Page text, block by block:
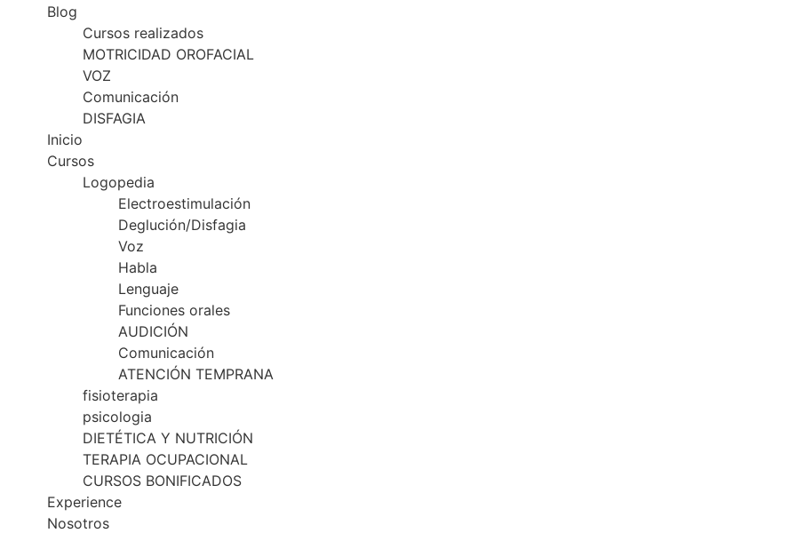
Blog
Cursos realizados
MOTRICIDAD OROFACIAL
VOZ
Comunicación
DISFAGIA
Inicio
Cursos
Logopedia
Electroestimulación
Deglución/Disfagia
Voz
Habla
Lenguaje
Funciones orales
AUDICIÓN
Comunicación
ATENCIÓN TEMPRANA
fisioterapia
psicologia
DIETÉTICA Y NUTRICIÓN
TERAPIA OCUPACIONAL
CURSOS BONIFICADOS
Experience
Nosotros